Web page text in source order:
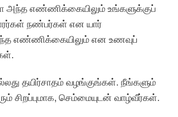
அந்த எண்ணிக்கையிலும் உங்களுக்குப்
நண்பர்கள் என யார்
எண்ணிக்கையிலும் என உணவுப்
தயிர்சாதம் வழங்குங்கள். நீங்களும்
சிறப்புமாக, செம்மையுடன் வாழ்வீர்கள்.